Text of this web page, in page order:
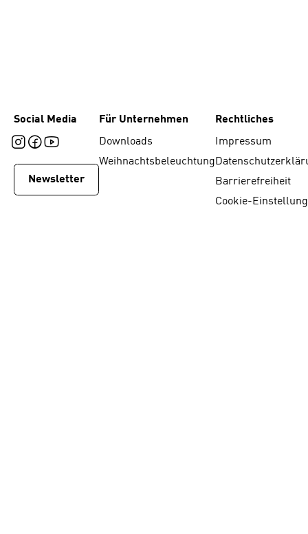
Social Media
Newsletter
Für Unternehmen
Downloads
Weihnachtsbeleuchtung
Rechtliches
Impressum
Barrierefreiheit
Cookie-